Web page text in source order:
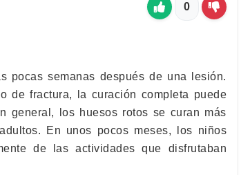
0
pocas semanas después de una lesión.
de fractura, la curación completa puede
general, los huesos rotos se curan más
En unos pocos meses, los niños
de las actividades que disfrutaban